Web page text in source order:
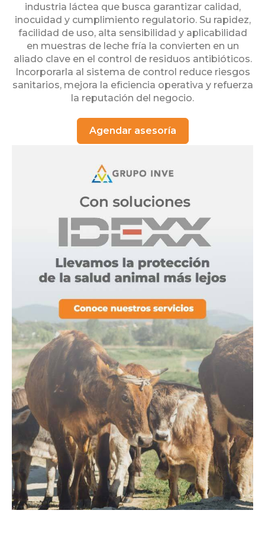
industria láctea que busca garantizar calidad,
inocuidad y cumplimiento regulatorio. Su rapidez,
facilidad de uso, alta sensibilidad y aplicabilidad
en muestras de leche fría la convierten en un
aliado clave en el control de residuos antibióticos.
Incorporarla al sistema de control reduce riesgos
sanitarios, mejora la eficiencia operativa y refuerza
la reputación del negocio.
Agendar asesoría